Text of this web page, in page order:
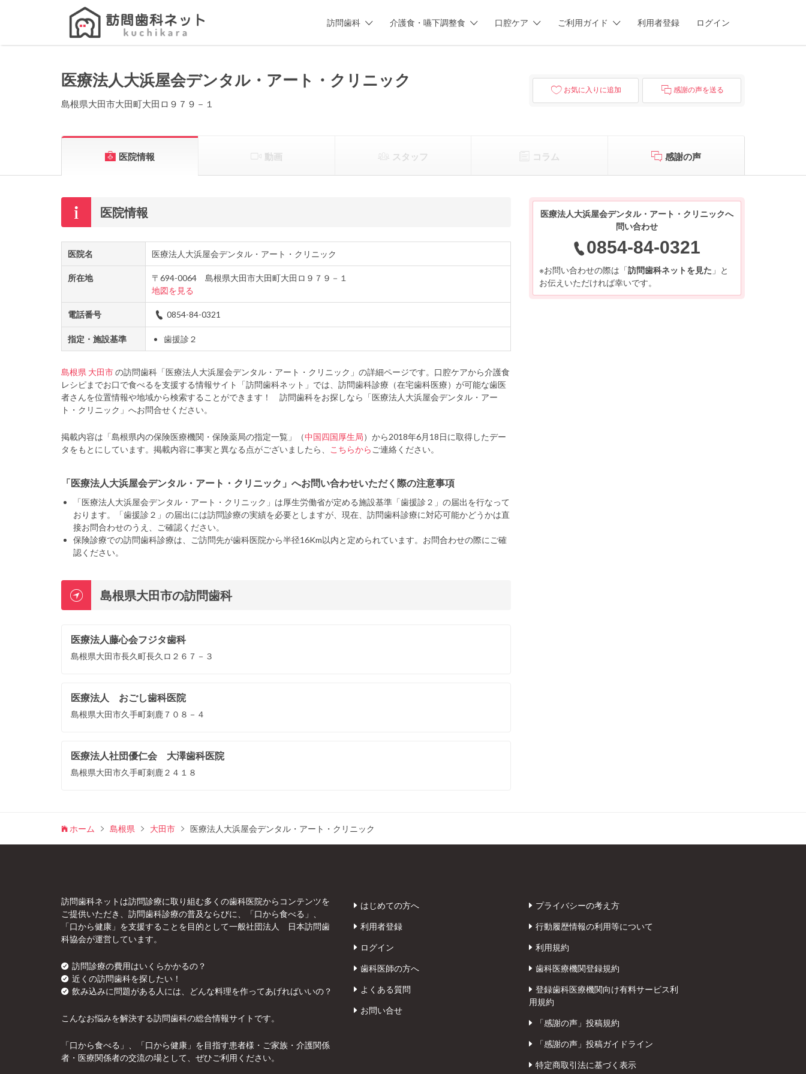
訪問歯科 介護食・嚥下調整食 口腔ケア ご利用ガイド 利用者登録 ログイン
Search
医療法人大浜屋会デンタル・アート・クリニック
島根県大田市大田町大田ロ９７９－１
お気に入りに追加 感謝の声を送る
医院情報 動画 スタッフ コラム 感謝の声
医院情報
医院名 医療法人大浜屋会デンタル・アート・クリニック
所在地
〒694-0064 島根県大田市大田町大田ロ９７９－１
地図を見る
電話番号 0854-84-0321
指定・施設基準 歯援診２
島根県 大田市の訪問歯科「医療法人大浜屋会デンタル・アート・クリニック」の詳細ページです。口腔ケアから介護食
レシピまでお口で食べるを支援する情報サイト「訪問歯科ネット」では、訪問歯科診療（在宅歯科医療）が可能な歯医
者さんを位置情報や地域から検索することができます！ 訪問歯科をお探しなら「医療法人大浜屋会デンタル・アー
ト・クリニック」へお問合せください。
掲載内容は「島根県内の保険医療機関・保険薬局の指定一覧」（中国四国厚生局）から2018年6月18日に取得したデー
タをもとにしています。掲載内容に事実と異なる点がございましたら、
こちらから ご連絡ください。
「医療法人大浜屋会デンタル・アート・クリニック」へお問い合わせいただく際の注意事項
「医療法人大浜屋会デンタル・アート・クリニック」は厚生労働省が定める施設基準「歯援診２」の届出を行なって
おります。「歯援診２」の届出には訪問診療の実績を必要としますが、現在、訪問歯科診療に対応可能かどうかは直
接お問合わせのうえ、ご確認ください。
保険診療での訪問歯科診療は、ご訪問先が歯科医院から半径16Km以内と定められています。お問合わせの際にご確
認ください。
島根県大田市の訪問歯科
医療法人藤心会フジタ歯科
島根県大田市長久町長久ロ２６７－３
医療法人 おごし歯科医院
島根県大田市久手町刺鹿７０８－４
医療法人社団優仁会 大澤歯科医院
島根県大田市久手町刺鹿２４１８
医療法人大浜屋会デンタル・アート・クリニックへ
問い合わせ
0854-84-0321
※お問い合わせの際は「訪問歯科ネットを見た 」と
お伝えいただければ幸いです。
ホーム 島根県 大田市 医療法人大浜屋会デンタル・アート・クリニック
訪問歯科ネットは訪問診療に取り組む多くの歯科医院からコンテンツを
ご提供いただき、訪問歯科診療の普及ならびに、「口から食べる」、
「口から健康」を支援することを目的として一般社団法人 日本訪問歯
科協会が運営しています。
訪問診療の費用はいくらかかるの？
近くの訪問歯科を探したい！
飲み込みに問題がある人には、どんな料理を作ってあげればいいの？
こんなお悩みを解決する訪問歯科の総合情報サイトです。
「口から食べる」、「口から健康」を目指す患者様・ご家族・介護関係
者・医療関係者の交流の場として、ぜひご利用ください。
はじめての方へ
利用者登録
ログイン
歯科医師の方へ
よくある質問
お問い合せ
プライバシーの考え方
行動履歴情報の利用等について
利用規約
歯科医療機関登録規約
登録歯科医療機関向け有料サービス利
用規約
「感謝の声」投稿規約
「感謝の声」投稿ガイドライン
特定商取引法に基づく表示